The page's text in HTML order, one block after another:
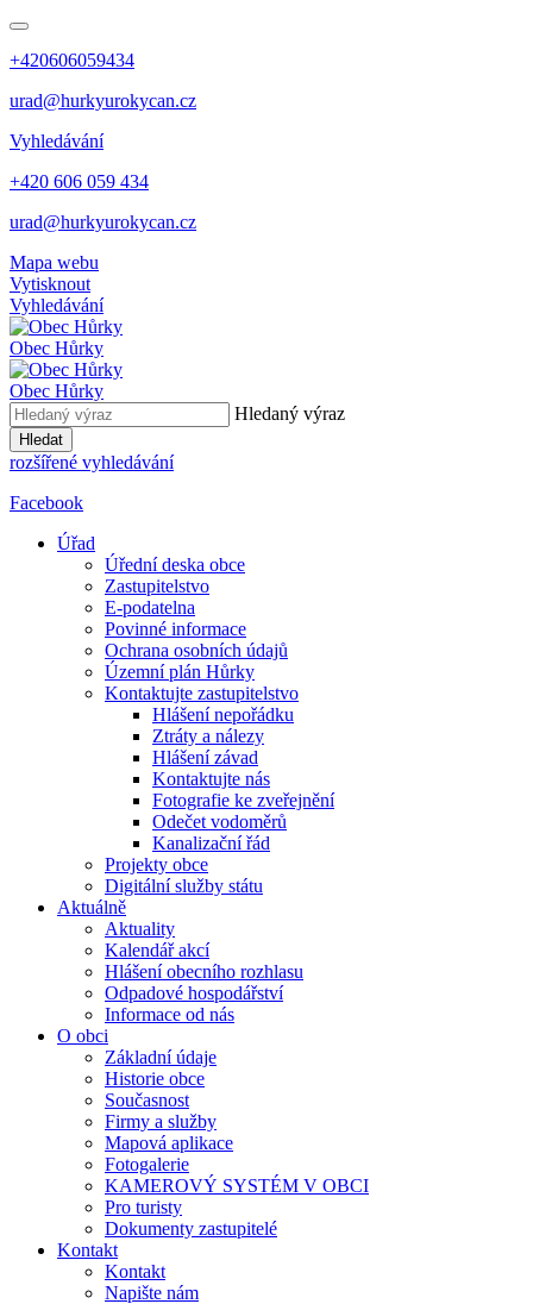
+420606059434
urad@hurkyurokycan.cz
Vyhledávání
+420 606 059 434
urad@hurkyurokycan.cz
Mapa webu
Vytisknout
Vyhledávání
Obec Hůrky
Obec Hůrky
Hledaný výraz
Hledat
rozšířené vyhledávání
Facebook
Úřad
Úřední deska obce
Zastupitelstvo
E-podatelna
Povinné informace
Ochrana osobních údajů
Územní plán Hůrky
Kontaktujte zastupitelstvo
Hlášení nepořádku
Ztráty a nálezy
Hlášení závad
Kontaktujte nás
Fotografie ke zveřejnění
Odečet vodoměrů
Kanalizační řád
Projekty obce
Digitální služby státu
Aktuálně
Aktuality
Kalendář akcí
Hlášení obecního rozhlasu
Odpadové hospodářství
Informace od nás
O obci
Základní údaje
Historie obce
Současnost
Firmy a služby
Mapová aplikace
Fotogalerie
KAMEROVÝ SYSTÉM V OBCI
Pro turisty
Dokumenty zastupitelé
Kontakt
Kontakt
Napište nám